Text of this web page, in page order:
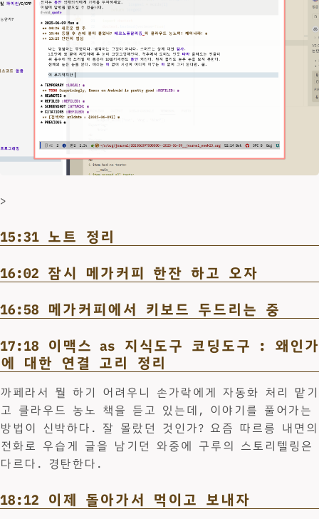
>
15:31 노트 정리
16:02 잠시 메가커피 한잔 하고 오자
16:58 메가커피에서 키보드 두드리는 중
17:18 이맥스 as 지식도구 코딩도구 : 왜인가
에 대한 연결 고리 정리
까페라서 뭘 하기 어려우니 손가락에게 자동화 처리 맡기
고 클라우드 농노 책을 듣고 있는데, 이야기를 풀어가는
방법이 신박하다. 잘 몰랐던 것인가? 요즘 따르릉 내면의
전화로 우습게 글을 남기던 와중에 구루의 스토리텔링은
다르다. 경탄한다.
18:12 이제 돌아가서 먹이고 보내자